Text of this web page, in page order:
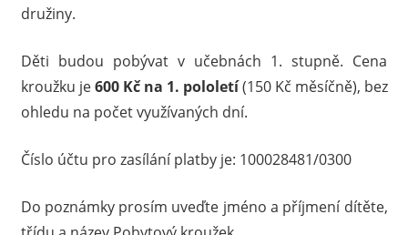
družiny.
Děti budou pobývat v učebnách 1. stupně. Cena
kroužku je600 Kč na 1. pololetí(150 Kč měsíčně), bez
ohledu na počet využívaných dní.
Číslo účtu pro zasílání platby je: 100028481/0300
Do poznámky prosím uveďte jméno a příjmení dítěte,